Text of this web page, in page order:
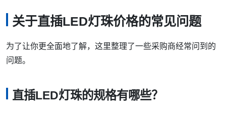
关于直插LED灯珠价格的常见问题
为了让你更全面地了解，这里整理了一些采购商经常问到的
问题。
直插LED灯珠的规格有哪些？